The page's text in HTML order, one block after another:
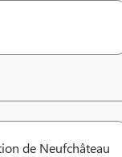
de Neufchâteau